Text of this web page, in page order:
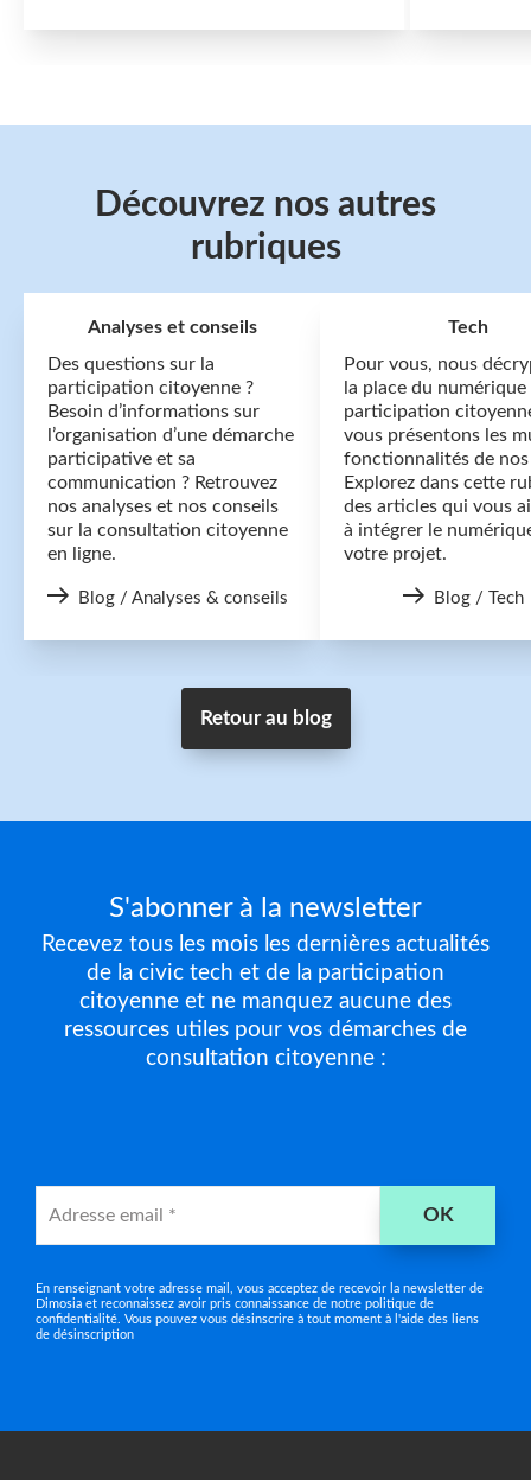
Découvrez nos autres
rubriques
Analyses et conseils
Des questions sur la
participation citoyenne ?
Besoin d’informations sur
l’organisation d’une démarche
participative et sa
communication ? Retrouvez
nos analyses et nos conseils
sur la consultation citoyenne
en ligne.
Blog / Analyses & conseils
Tech
Pour vous, nous
la place du numérique
participation
vous présentons les
fonctionnalités de
Explorez dans cette
des articles qui vous
à intégrer le
votre projet.
Blog / Tech
Retour au blog
S'abonner à la newsletter
Recevez tous les mois les dernières actualités
de la civic tech et de la participation
citoyenne et ne manquez aucune des
ressources utiles pour vos démarches de
consultation citoyenne :
email
*
OK
En renseignant votre adresse mail, vous acceptez de recevoir la newsletter de
Dimosia et reconnaissez avoir pris connaissance de notre politique de
confidentialité . Vous pouvez vous désinscrire à tout moment à l'aide des liens
de désinscription